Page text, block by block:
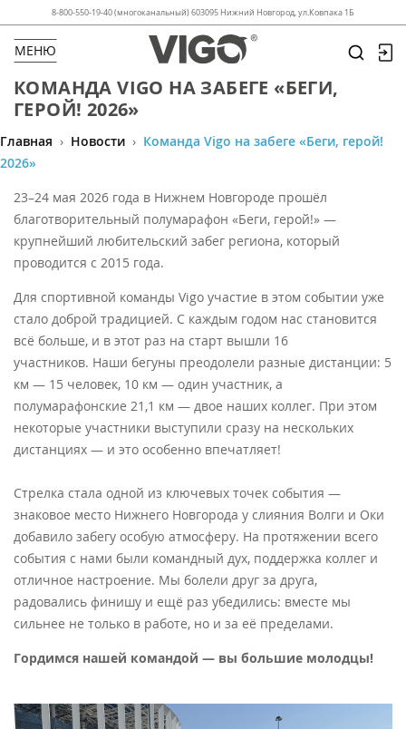
8-800-550-19-40 (многоканальный) 603095 Нижний Новгород, ул.Ковпака 1Б
МЕНЮ
КОМАНДА VIGO НА ЗАБЕГЕ «БЕГИ,
ГЕРОЙ! 2026»
Главная › Новости › Команда Vigo на забеге «Беги, герой!
2026»
23–24 мая 2026 года в Нижнем Новгороде прошёл
благотворительный полумарафон «Беги, герой!» —
крупнейший любительский забег региона, который
проводится с 2015 года.
Для спортивной команды Vigo участие в этом событии уже
стало доброй традицией. С каждым годом нас становится
всё больше, и в этот раз на старт вышли 16
участников. Наши бегуны преодолели разные дистанции: 5
км — 15 человек, 10 км — один участник, а
полумарафонские 21,1 км — двое наших коллег. При этом
некоторые участники выступили сразу на нескольких
дистанциях — и это особенно впечатляет!
Стрелка стала одной из ключевых точек события —
знаковое место Нижнего Новгорода у слияния Волги и Оки
добавило забегу особую атмосферу. На протяжении всего
события с нами были командный дух, поддержка коллег и
отличное настроение. Мы болели друг за друга,
радовались финишу и ещё раз убедились: вместе мы
сильнее не только в работе, но и за её пределами.
Гордимся нашей командой — вы большие молодцы!